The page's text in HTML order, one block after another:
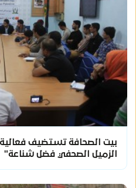
بيت الصحافة تستضيف
الزميل الصحفي فضل شناعة"